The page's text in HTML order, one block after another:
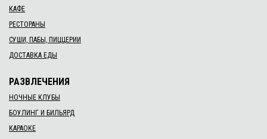
КАФЕ
РЕСТОРАНЫ
СУШИ, ПАБЫ, ПИЦЦЕРИИ
ДОСТАВКА ЕДЫ
РАЗВЛЕЧЕНИЯ
НОЧНЫЕ КЛУБЫ
БОУЛИНГ И БИЛЬЯРД
КАРАОКЕ